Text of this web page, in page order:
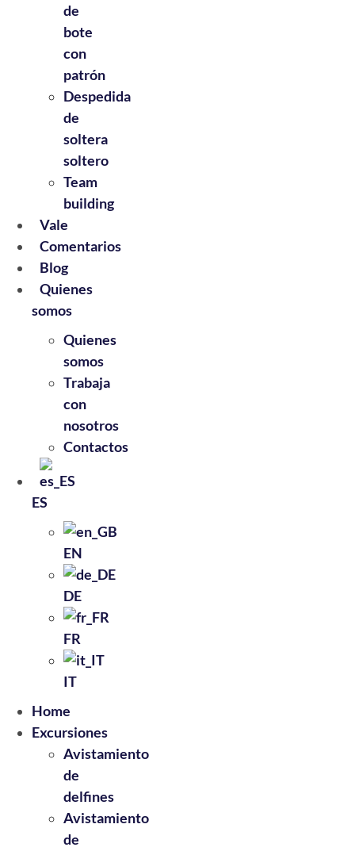
de
bote
con
patrón
Despedida
de
soltera
soltero
Team
building
Vale
Comentarios
Blog
Quienes
somos
Quienes
somos
Trabaja
con
nosotros
Contactos
ES
EN
DE
FR
IT
Home
Excursiones
Avistamiento
de
delfines
Avistamiento
de